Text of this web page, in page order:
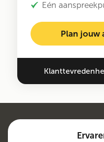
Eén
Plan jouw